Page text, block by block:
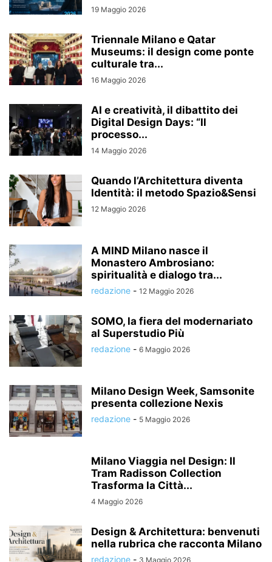
19 Maggio 2026
Triennale Milano e Qatar
Museums: il design come ponte
culturale tra...
16 Maggio 2026
AI e creatività, il dibattito dei
Digital Design Days: “Il
processo...
14 Maggio 2026
Quando l’Architettura diventa
Identità: il metodo Spazio&Sensi
12 Maggio 2026
A MIND Milano nasce il
Monastero Ambrosiano:
spiritualità e dialogo tra...
redazione - 12 Maggio 2026
SOMO, la fiera del modernariato
al Superstudio Più
redazione - 6 Maggio 2026
Milano Design Week, Samsonite
presenta collezione Nexis
redazione - 5 Maggio 2026
Milano Viaggia nel Design: Il
Tram Radisson Collection
Trasforma la Città...
4 Maggio 2026
Design & Architettura: benvenuti
nella rubrica che racconta Milano
redazione - 3 Maggio 2026